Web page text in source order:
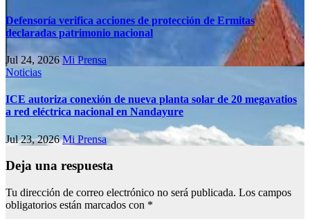
Defensoría verifica acciones de protección de Ermitas
declaradas patrimonio nacional
Jul 24, 2026Mi Prensa
Noticias
ICE autoriza conexión de nueva planta solar de 20 megavatios
a red eléctrica nacional en Nandayure
Jul 23, 2026Mi Prensa
Deja una respuesta
Tu dirección de correo electrónico no será publicada. Los campos
obligatorios están marcados con *